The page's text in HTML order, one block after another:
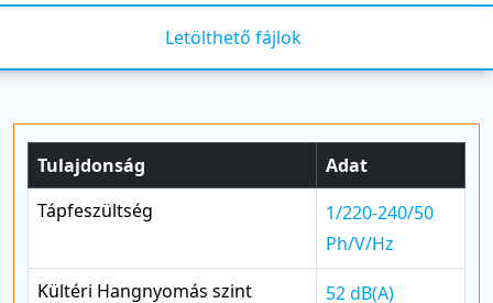
Letölthető fájlok
Tulajdonság
Adat
Tápfeszültség
1/220-240/50
Ph/V/Hz
Kültéri Hangnyomás szint
52 dB(A)